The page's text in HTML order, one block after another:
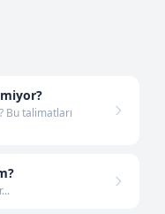
Bu talimatları